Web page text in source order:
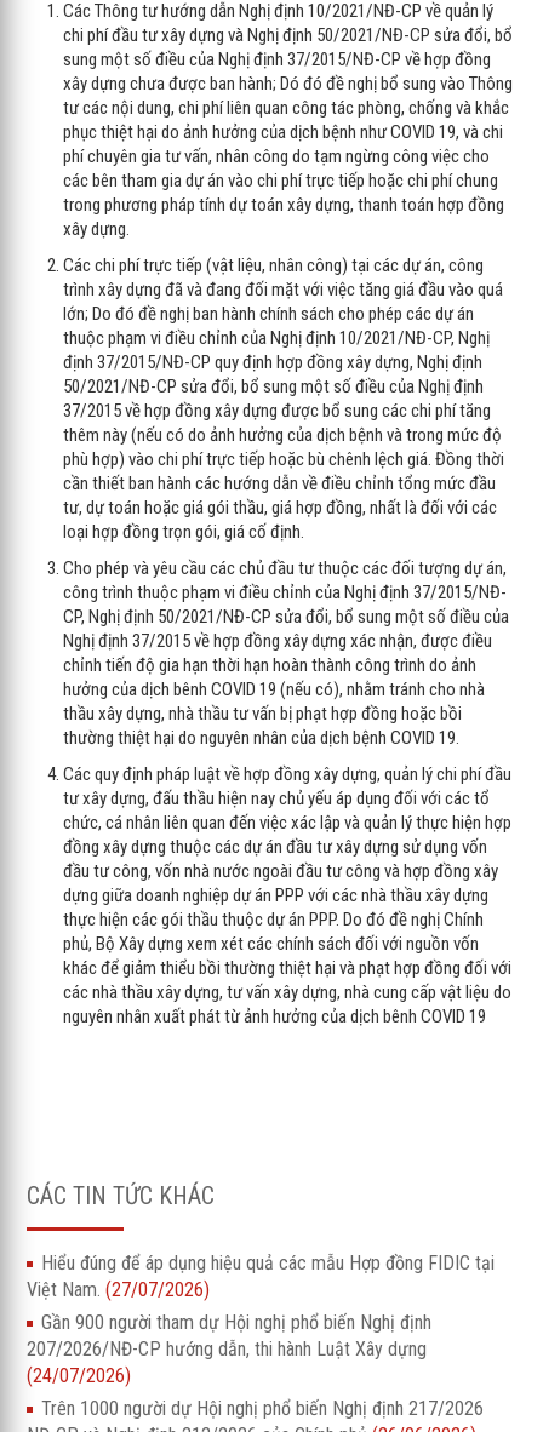
Các Thông tư hướng dẫn Nghị định 10/2021/NĐ-CP về quản lý
chi phí đầu tư xây dựng và Nghị định 50/2021/NĐ-CP sửa đổi, bổ
sung một số điều của Nghị định 37/2015/NĐ-CP về hợp đồng
xây dựng chưa được ban hành; Dó đó đề nghị bổ sung vào Thông
tư các nội dung, chi phí liên quan công tác phòng, chống và khắc
phục thiệt hại do ảnh hưởng của dịch bệnh như COVID 19, và chi
phí chuyên gia tư vấn, nhân công do tạm ngừng công việc cho
các bên tham gia dự án vào chi phí trực tiếp hoặc chi phí chung
trong phương pháp tính dự toán xây dựng, thanh toán hợp đồng
xây dựng.
Các chi phí trực tiếp (vật liệu, nhân công) tại các dự án, công
trình xây dựng đã và đang đối mặt với việc tăng giá đầu vào quá
lớn; Do đó đề nghị ban hành chính sách cho phép các dự án
thuộc phạm vi điều chỉnh của Nghị định 10/2021/NĐ-CP, Nghị
định 37/2015/NĐ-CP quy định hợp đồng xây dựng, Nghị định
50/2021/NĐ-CP sửa đổi, bổ sung một số điều của Nghị định
37/2015 về hợp đồng xây dựng được bổ sung các chi phí tăng
thêm này (nếu có do ảnh hưởng của dịch bệnh và trong mức độ
phù hợp) vào chi phí trực tiếp hoặc bù chênh lệch giá. Đồng thời
cần thiết ban hành các hướng dẫn về điều chỉnh tổng mức đầu
tư, dự toán hoặc giá gói thầu, giá hợp đồng, nhất là đối với các
loại hợp đồng trọn gói, giá cố định.
Cho phép và yêu cầu các chủ đầu tư thuộc các đối tượng dự án,
công trình thuộc phạm vi điều chỉnh của Nghị định 37/2015/NĐ-
CP, Nghị định 50/2021/NĐ-CP sửa đổi, bổ sung một số điều của
Nghị định 37/2015 về hợp đồng xây dựng xác nhận, được điều
chỉnh tiến độ gia hạn thời hạn hoàn thành công trình do ảnh
hưởng của dịch bênh COVID 19 (nếu có), nhằm tránh cho nhà
thầu xây dựng, nhà thầu tư vấn bị phạt hợp đồng hoặc bồi
thường thiệt hại do nguyên nhân của dịch bệnh COVID 19.
Các quy định pháp luật về hợp đồng xây dựng, quản lý chi phí đầu
tư xây dựng, đấu thầu hiện nay chủ yếu áp dụng đối với các tổ
chức, cá nhân liên quan đến việc xác lập và quản lý thực hiện hợp
đồng xây dựng thuộc các dự án đầu tư xây dựng sử dụng vốn
đầu tư công, vốn nhà nước ngoài đầu tư công và hợp đồng xây
dựng giữa doanh nghiệp dự án PPP với các nhà thầu xây dựng
thực hiện các gói thầu thuộc dự án PPP. Do đó đề nghị Chính
phủ, Bộ Xây dựng xem xét các chính sách đối với nguồn vốn
khác để giảm thiểu bồi thường thiệt hại và phạt hợp đồng đối với
các nhà thầu xây dựng, tư vấn xây dựng, nhà cung cấp vật liệu do
nguyên nhân xuất phát từ ảnh hưởng của dịch bênh COVID 19
CÁC TIN TỨC KHÁC
Hiểu đúng để áp dụng hiệu quả các mẫu Hợp đồng FIDIC tại
Việt Nam.(27/07/2026)
Gần 900 người tham dự Hội nghị phổ biến Nghị định
207/2026/NĐ-CP hướng dẫn, thi hành Luật Xây dựng
(24/07/2026)
Trên 1000 người dự Hội nghị phổ biến Nghị định 217/2026